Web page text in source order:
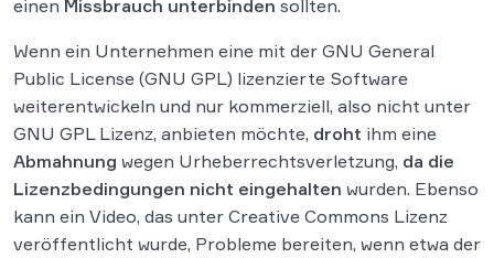
einen Missbrauch unterbinden sollten.
Wenn ein Unternehmen eine mit der GNU General
Public License (GNU GPL) lizenzierte Software
weiterentwickeln und nur kommerziell, also nicht unter
GNU GPL Lizenz, anbieten möchte, droht ihm eine
Abmahnung wegen Urheberrechtsverletzung, da die
Lizenzbedingungen nicht eingehalten wurden. Ebenso
kann ein Video, das unter Creative Commons Lizenz
veröffentlicht wurde, Probleme bereiten, wenn etwa der